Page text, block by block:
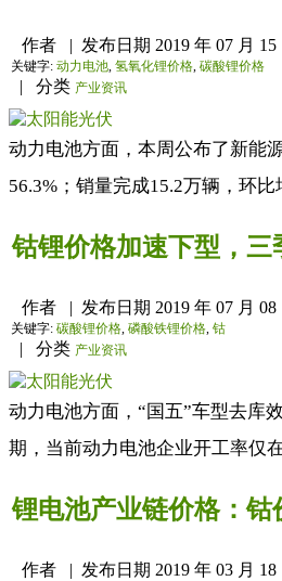
作者 | 发布日期 2019 年 07 月 15
关键字: 动力电池, 氢氧化锂价格, 碳酸锂价格
| 分类 产业资讯
动力电池方面，本周公布了新能
56.3%；销量完成15.2万辆，环
钴锂价格加速下型，
作者 | 发布日期 2019 年 07 月 08
关键字: 碳酸锂价格, 磷酸铁锂价格, 钴
| 分类 产业资讯
动力电池方面，“国五”车型去库
期，当前动力电池企业开工率仅
锂电池产业链价格：
作者 | 发布日期 2019 年 03 月 18